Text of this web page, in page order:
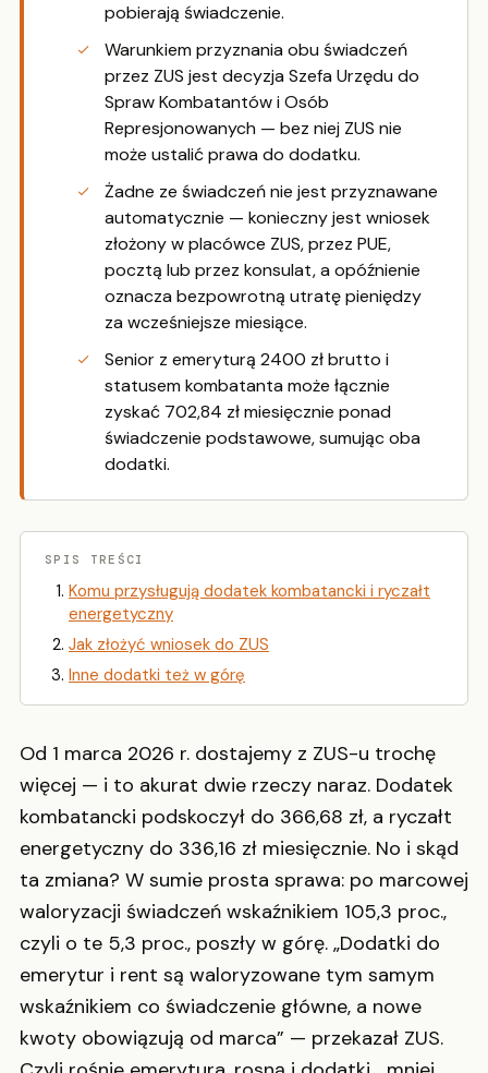
pobierają świadczenie.
Warunkiem przyznania obu świadczeń
przez ZUS jest decyzja Szefa Urzędu do
Spraw Kombatantów i Osób
Represjonowanych — bez niej ZUS nie
może ustalić prawa do dodatku.
Żadne ze świadczeń nie jest przyznawane
automatycznie — konieczny jest wniosek
złożony w placówce ZUS, przez PUE,
pocztą lub przez konsulat, a opóźnienie
oznacza bezpowrotną utratę pieniędzy
za wcześniejsze miesiące.
Senior z emeryturą 2400 zł brutto i
statusem kombatanta może łącznie
zyskać 702,84 zł miesięcznie ponad
świadczenie podstawowe, sumując oba
dodatki.
SPIS TREŚCI
Komu przysługują dodatek kombatancki i ryczałt
energetyczny
Jak złożyć wniosek do ZUS
Inne dodatki też w górę
Od 1 marca 2026 r. dostajemy z ZUS-u trochę
więcej — i to akurat dwie rzeczy naraz. Dodatek
kombatancki podskoczył do 366,68 zł, a ryczałt
energetyczny do 336,16 zł miesięcznie. No i skąd
ta zmiana? W sumie prosta sprawa: po marcowej
waloryzacji świadczeń wskaźnikiem 105,3 proc.,
czyli o te 5,3 proc., poszły w górę. „Dodatki do
emerytur i rent są waloryzowane tym samym
wskaźnikiem co świadczenie główne, a nowe
kwoty obowiązują od marca” — przekazał ZUS.